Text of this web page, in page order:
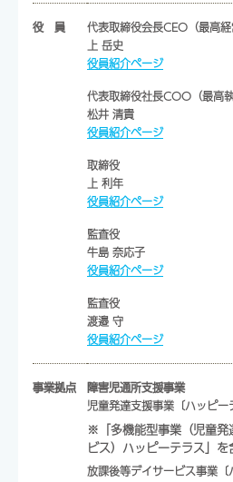
役 員
代表取締役会長CEO（最高経
上 岳史
役員紹介ページ
代表取締役社長COO（最高執
松井 清貴
役員紹介ページ
取締役
上 利年
役員紹介ページ
監査役
牛島 奈応子
役員紹介ページ
監査役
渡邉 守
役員紹介ページ
事業拠点
障害児通所支援事業
児童発達支援事業〔ハッピー
※「多機能型事業（児童発
ビス）ハッピーテラス」を
放課後等デイサービス事業〔